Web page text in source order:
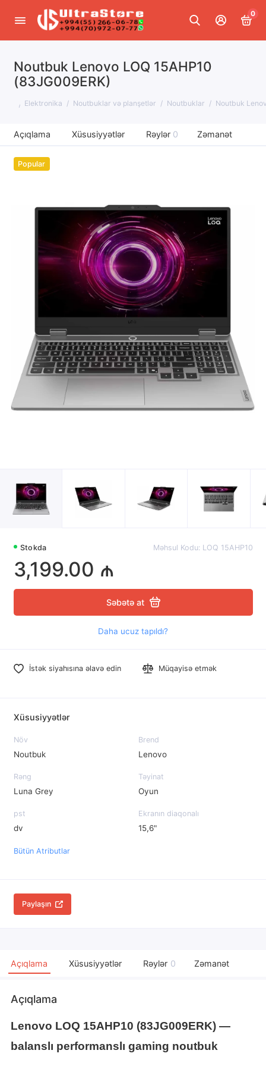
0
Noutbuk Lenovo LOQ 15AHP10
(83JG009ERK)
Elektronika Noutbuklar və planşetlər Noutbuklar Noutbuk
Açıqlama Xüsusiyyətlər Rəylər 0 Zəmanət
Popular
Stokda Məhsul Kodu: LOQ 15AHP10
3,199.00 ₼
Səbətə at
Daha ucuz tapıldı?
İstək siyahısına əlavə edin Müqayisə etmək
Xüsusiyyətlər
Növ
Noutbuk
Brend
Lenovo
Rəng
Luna Grey
Təyinat
Oyun
pst
dv
Ekranın diaqonalı
15,6"
Bütün Atributlar
Paylaşın
Açıqlama Xüsusiyyətlər Rəylər 0 Zəmanət
Açıqlama
Lenovo LOQ 15AHP10 (83JG009ERK) —
balanslı performanslı gaming noutbuk